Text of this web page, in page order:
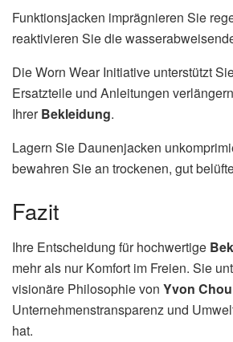
Funktionsjacken imprägnieren Sie
reaktivieren Sie die
Die Worn Wear Initiative unterstützt
Ersatzteile und Anleitungen
IhrerBekleidung.
Lagern Sie Daunenjacken
bewahren Sie an trockenen, gut
Fazit
Ihre Entscheidung für hochwertige
mehr als nur Komfort im Freien. Sie
visionäre Philosophie von Yvon
Unternehmenstransparenz und
hat.